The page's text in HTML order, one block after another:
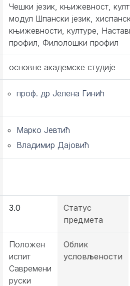
Чешки језик, књижевност,
модул Шпански језик,
књижевности, културе,
профил, Филолошки профил
основне академске студије
проф. др Јелена Гинић
Марко Јевтић
Владимир Дајовић
3.0
Статус
предмета
Положен
испит
Савремени
руски
Облик
условљености